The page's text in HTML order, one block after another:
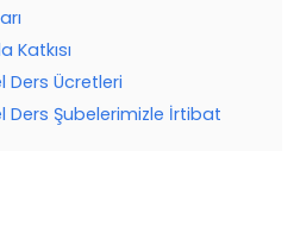
Katkısı
Ders Ücretleri
Ders Şubelerimizle İrtibat